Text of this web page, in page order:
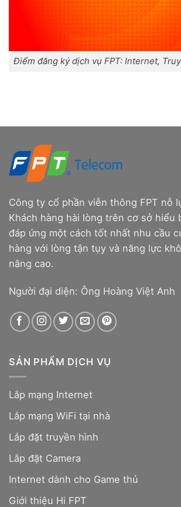
Điểm đăng ký dịch vụ FPT: Internet,
Công ty cổ phần viễn thông FPT nỗ
Khách hàng hài lòng trên cơ sở hiểu
đáp ứng một cách tốt nhất nhu cầu
hàng với lòng tận tụy và năng lực
nâng cao.
Người đại diện: Ông Hoàng Việt Anh
SẢN PHẨM DỊCH VỤ
Lắp mạng Internet
Lắp mạng WiFi tại nhà
Lắp đặt truyền hình
Lắp đặt Camera
Internet dành cho Game thủ
Giới thiệu Hi FPT